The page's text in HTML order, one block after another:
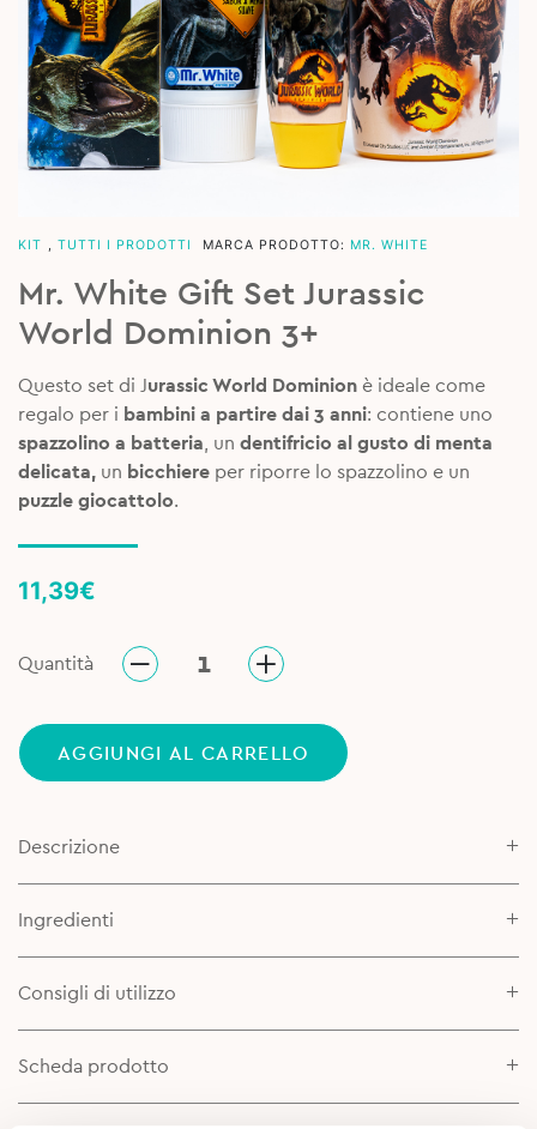
KIT TUTTI I PRODOTTI MARCA PRODOTTO: MR. WHITE
Mr. White Gift Set Jurassic
World Dominion 3+
Questo set di Jurassic World Dominion è ideale come
regalo per i bambini a partire dai 3 anni: contiene uno
spazzolino a batteria , un dentifricio al gusto di menta
delicata, un bicchiere per riporre lo spazzolino e un
puzzle giocattolo.
11,39€
Quantità
AGGIUNGI AL CARRELLO
Descrizione
Ingredienti
Consigli di utilizzo
Scheda prodotto